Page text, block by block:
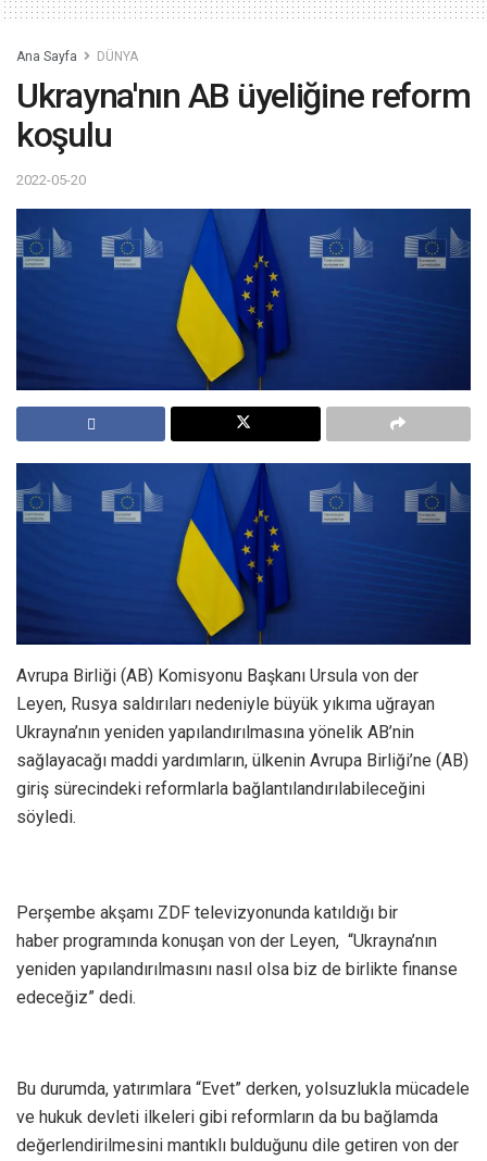
Ana Sayfa DÜNYA
Ukrayna'nın AB üyeliğine reform
koşulu
2022-05-20
Avrupa Birliği (AB) Komisyonu Başkanı Ursula von der
Leyen, Rusya saldırıları nedeniyle büyük yıkıma uğrayan
Ukrayna’nın yeniden yapılandırılmasına yönelik AB’nin
sağlayacağı maddi yardımların, ülkenin Avrupa Birliği’ne (AB)
giriş sürecindeki reformlarla bağlantılandırılabileceğini
söyledi.
Perşembe akşamı ZDF televizyonunda katıldığı bir
haber programında konuşan von der Leyen, “Ukrayna’nın
yeniden yapılandırılmasını nasıl olsa biz de birlikte finanse
edeceğiz” dedi.
Bu durumda, yatırımlara “Evet” derken, yolsuzlukla mücadele
ve hukuk devleti ilkeleri gibi reformların da bu bağlamda
değerlendirilmesini mantıklı bulduğunu dile getiren von der